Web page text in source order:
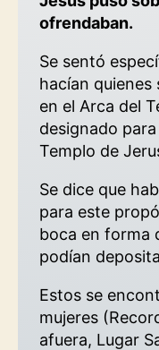
ofrendaban.
Se sentó
hacían
en el Arca del
designado
Templo de
Se dice que
para este
boca en forma
podían
Estos se
mujeres
afuera, Lugar